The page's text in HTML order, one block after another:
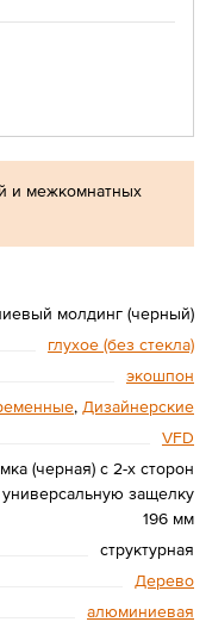
и межкомнатных
молдинг (черный)
глухое (без стекла)
экошпон
, Дизайнерские
VFD
(черная) с 2-х сторон
защелку
196 мм
структурная
Дерево
алюминиевая